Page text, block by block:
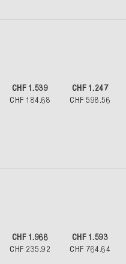
CHF 1.539
CHF 184.68
CHF 1.247
CHF 598.56
CHF 1.966
CHF 235.92
CHF 1.593
CHF 764.64